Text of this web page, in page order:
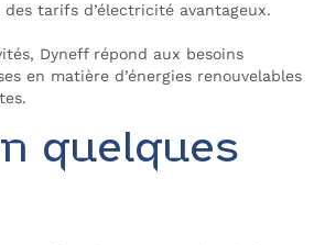
tarifs d’électricité avantageux.
Dyneff répond aux besoins
en matière d’énergies renouvelables
quelques